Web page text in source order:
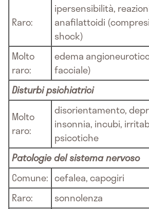
Raro:
ipersensibilità,
anafilattoidi
shock)
Molto
raro:
edema
facciale)
Disturbi psichiatrici
Molto
raro:
disorientamento,
insonnia, incubi,
psicotiche
Patologie del sistema nervoso
Comune: cefalea, capogiri
Raro:
sonnolenza